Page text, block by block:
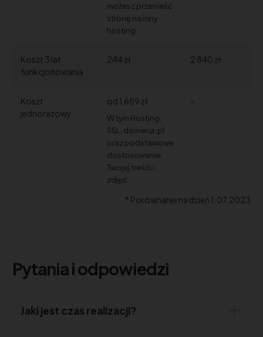
możesz przenieść
stronę na inny
hosting.
Koszt 3 lat
funkcjonowania
244 zł 2 840 zł
Koszt
jednorazowy
od 1 659 zł
W tym Hosting,
SSL, domena .pl
oraz podstawowe
dostosowanie
Twojej treści i
zdjęć.
-
* Porównanie na dzień 1.07.2023
Pytania i odpowiedzi
Jaki jest czas realizacji?